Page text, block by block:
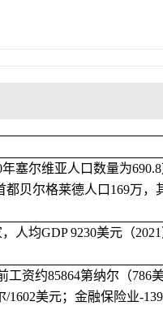
年塞尔维亚人口数量为
都贝尔格莱德人口 169万，
人均GDP 9230美元（2021
工资约85864第纳尔 （786
/1602美元；金融保险业-